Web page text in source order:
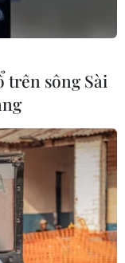
thần kinh và
nhịp, lợi tiểu,
than hoạt,
(Vietnam+)
trên sông Sài